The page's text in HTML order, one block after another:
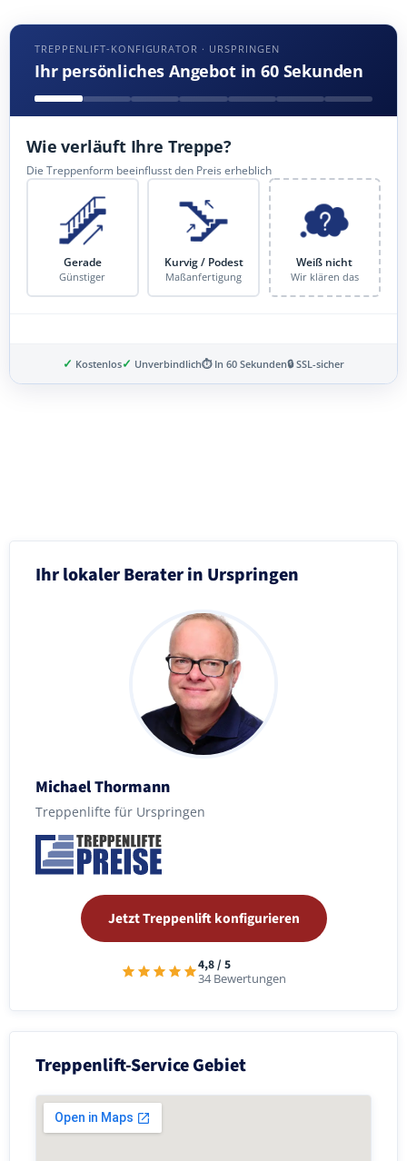
TREPPENLIFT-KONFIGURATOR · URSPRINGEN
Ihr persönliches Angebot in 60 Sekunden
Wie verläuft Ihre Treppe?
Die Treppenform beeinflusst den Preis erheblich
Gerade
Günstiger
Kurvig / Podest
Maßanfertigung
Weiß nicht
Wir klären das
✓ Kostenlos✓ Unverbindlich⏱ In 60 Sekunden🔒 SSL-sicher
Ihr lokaler Berater in Urspringen
Michael Thormann
Treppenlifte für Urspringen
Jetzt Treppenlift konfigurieren
4,8 / 5
34 Bewertungen
Treppenlift-Service Gebiet